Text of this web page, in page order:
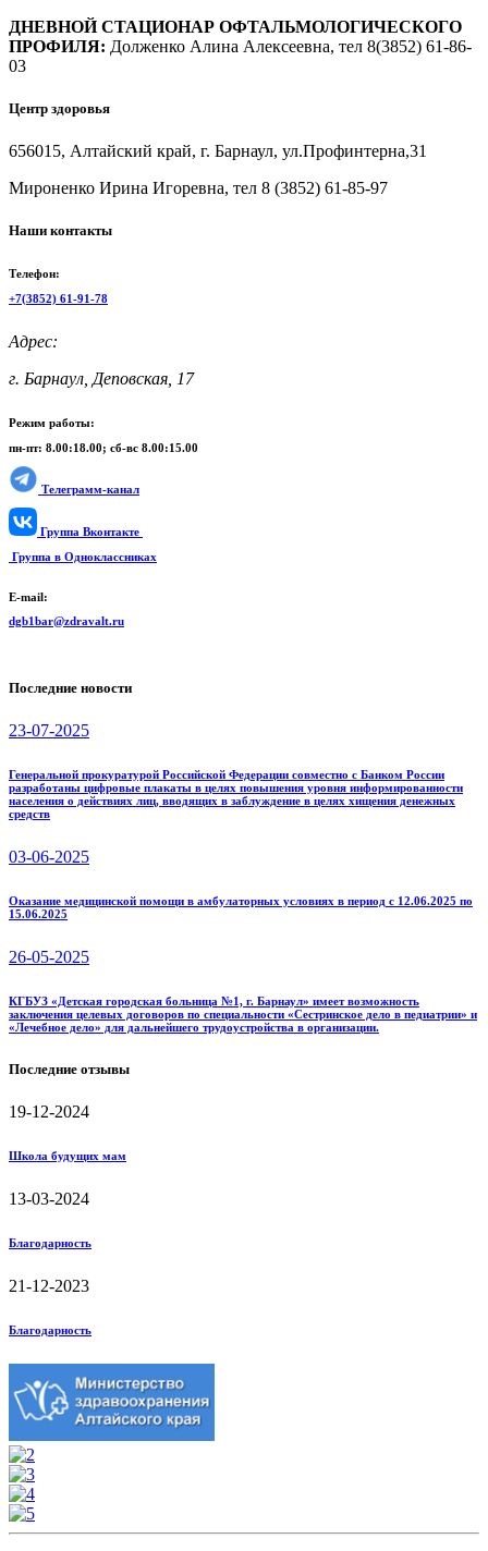
ДНЕВНОЙ СТАЦИОНАР ОФТАЛЬМОЛОГИЧЕСКОГО
ПРОФИЛЯ: Долженко Алина Алексеевна, тел 8(3852) 61-86-
03
Центр здоровья
656015, Алтайский край, г. Барнаул, ул.Профинтерна,31
Мироненко Ирина Игоревна, тел 8 (3852) 61-85-97
Наши контакты
Телефон:
+7(3852) 61-91-78
Адрес:
г. Барнаул, Деповская, 17
Режим работы:
пн-пт: 8.00:18.00; сб-вс 8.00:15.00
Телеграмм-канал
Группа Вконтакте
Группа в Одноклассниках
E-mail:
dgb1bar@zdravalt.ru
Последние новости
23-07-2025
Генеральной прокуратурой Российской Федерации совместно с Банком России
разработаны цифровые плакаты в целях повышения уровня информированности
населения о действиях лиц, вводящих в заблуждение в целях хищения денежных
средств
03-06-2025
Оказание медицинской помощи в амбулаторных условиях в период с 12.06.2025 по
15.06.2025
26-05-2025
КГБУЗ «Детская городская больница №1, г. Барнаул» имеет возможность
заключения целевых договоров по специальности «Сестринское дело в педиатрии» и
«Лечебное дело» для дальнейшего трудоустройства в организации.
Последние отзывы
19-12-2024
Школа будущих мам
13-03-2024
Благодарность
21-12-2023
Благодарность